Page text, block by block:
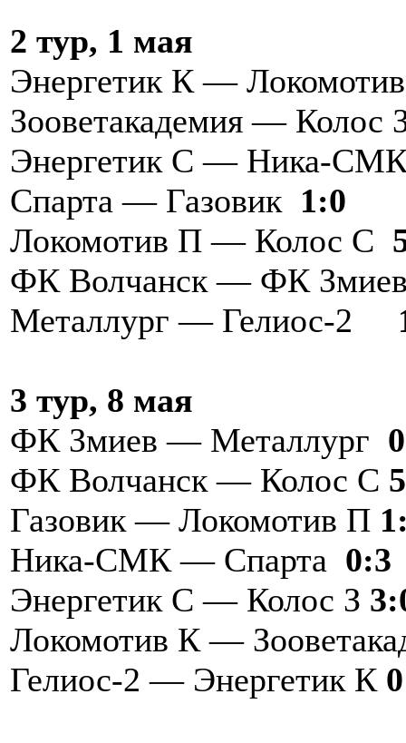
2 тур, 1 мая
Энергетик К —
Зооветакадемия —
Энергетик С — Ника-
Спарта — Газовик 1:0
Локомотив П — Колос С
ФК Волчанск — ФК
Металлург — Гелиос-2
3 тур, 8 мая
ФК Змиев — Металлург
ФК Волчанск — Колос С
Газовик — Локомотив П
Ника-СМК — Спарта 0:3
Энергетик С — Колос З
Локомотив К —
Гелиос-2 — Энергетик К